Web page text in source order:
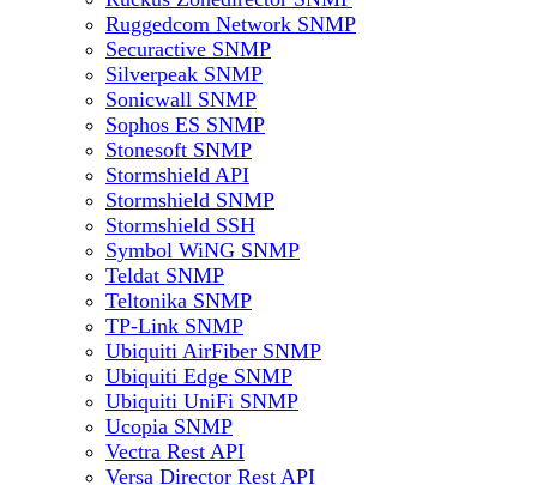
Ruggedcom Network SNMP
Securactive SNMP
Silverpeak SNMP
Sonicwall SNMP
Sophos ES SNMP
Stonesoft SNMP
Stormshield API
Stormshield SNMP
Stormshield SSH
Symbol WiNG SNMP
Teldat SNMP
Teltonika SNMP
TP-Link SNMP
Ubiquiti AirFiber SNMP
Ubiquiti Edge SNMP
Ubiquiti UniFi SNMP
Ucopia SNMP
Vectra Rest API
Versa Director Rest API